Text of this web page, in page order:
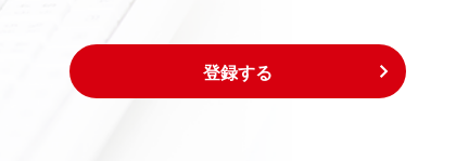
登録する